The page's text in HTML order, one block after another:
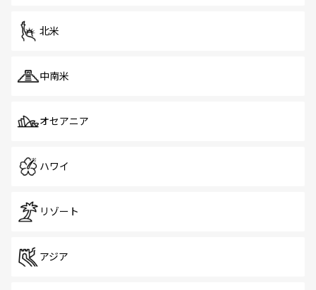
北米
中南米
オセアニア
ハワイ
リゾート
アジア